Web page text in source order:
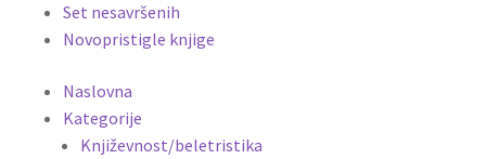
Set nesavršenih
Novopristigle knjige
Naslovna
Kategorije
Književnost/beletristika